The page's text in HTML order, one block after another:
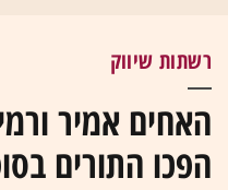
רשתות שיווק
האחים אמיר
הפכו התורים